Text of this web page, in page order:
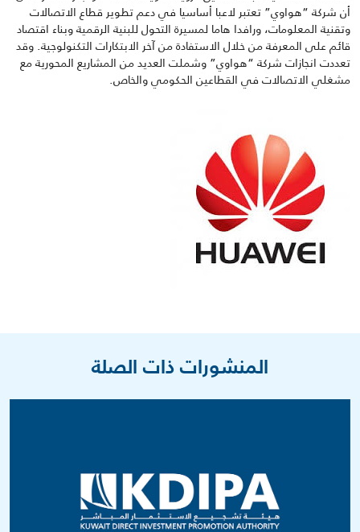
أن شركة “هواوي” تعتبر لاعبا أساسيا في دعم تطوير قطاع الاتصالات
وتقنية المعلومات، ورافدا هاما لمسيرة التحول للبنية الرقمية وبناء اقتصاد
قائم على المعرفة من خلال الاستفادة من آخر الابتكارات التكنولوجية. وقد
تعددت انجازات شركة “هواوي” وشملت العديد من المشاريع المحورية مع
مشغلي الاتصالات في القطاعين الحكومي والخاص.
المنشورات ذات الصلة